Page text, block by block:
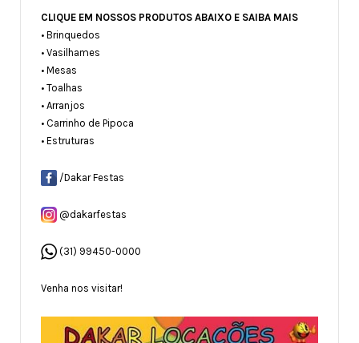
CLIQUE EM NOSSOS PRODUTOS ABAIXO E SAIBA MAIS
• Brinquedos
• Vasilhames
• Mesas
• Toalhas
• Arranjos
• Carrinho de Pipoca
• Estruturas
/Dakar Festas
@dakarfestas
(31) 99450-0000
Venha nos visitar!